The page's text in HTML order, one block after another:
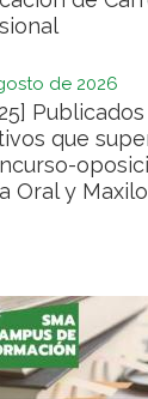
de 2026
que
Oral y